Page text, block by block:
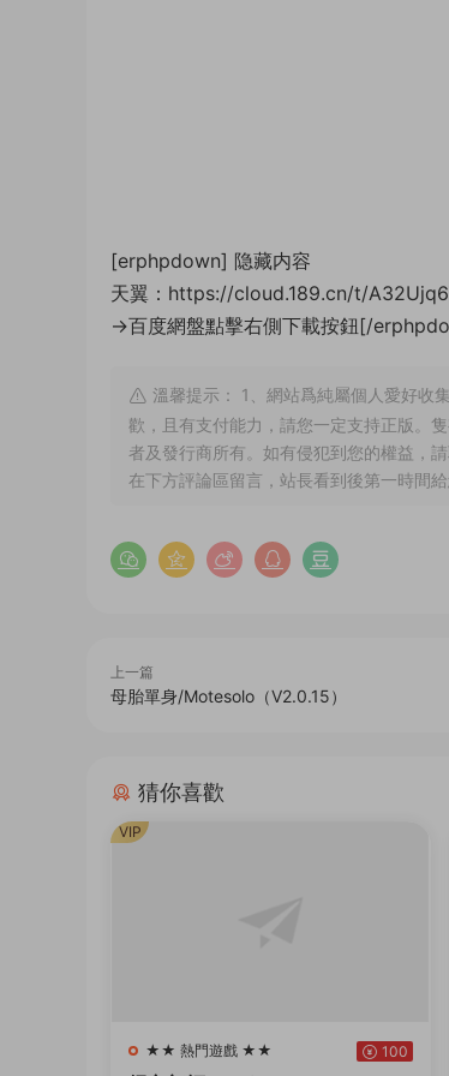
[erphpdown] 隐藏内容
天翼：https://cloud.189.cn/t/
→百度網盤點擊右側下載按鈕[/
溫馨提示： 1、網站爲純屬個人愛好收
歡，且有支付能力，請您一定支持正版。
者及發行商所有。如有侵犯到您的權益，
在下方評論區留言，站長看到後第一時間
上一篇
母胎單身/Motesolo（V2.0.15）
猜你喜歡
★★ 熱門遊戲 ★★ 100
VIP